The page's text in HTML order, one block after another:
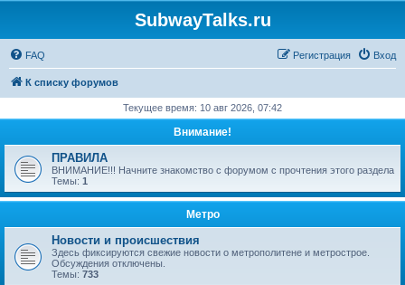
SubwayTalks.ru
FAQ Вход
Регистрация
К списку форумов
Текущее время: 10 авг 2026, 07:42
Внимание!
ПРАВИЛА
ВНИМАНИЕ!!! Начните знакомство с форумом с прочтения этого раздела
Темы: 1
Метро
Новости и происшествия
Здесь фиксируются свежие новости о метрополитене и метрострое.
Обсуждения отключены.
Темы: 733